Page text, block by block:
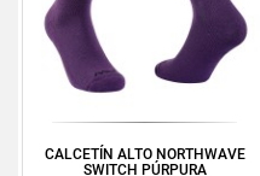
CALCETÍN ALTO NORTHWAVE
SWITCH PÚRPURA